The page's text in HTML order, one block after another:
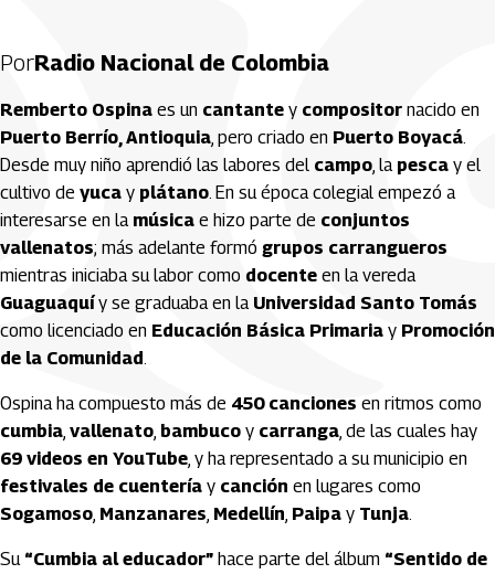
PorRadio Nacional de Colombia
Remberto Ospina es un cantante y compositor nacido en
Puerto Berrío, Antioquia, pero criado en Puerto Boyacá.
Desde muy niño aprendió las labores del campo, la pesca y el
cultivo de yuca y plátano. En su época colegial empezó a
interesarse en la música e hizo parte de conjuntos
vallenatos; más adelante formó grupos carrangueros
mientras iniciaba su labor como docente en la vereda
Guaguaquíy se graduaba en la Universidad Santo Tomás
como licenciado en Educación Básica Primaria y Promoción
de la Comunidad.
Ospina ha compuesto más de 450 canciones en ritmos como
cumbia, vallenato, bambuco y carranga, de las cuales hay
69 videos en YouTube, y ha representado a su municipio en
festivales de cuentería y canción en lugares como
Sogamoso, Manzanares, Medellín, Paipa y Tunja.
Su “Cumbia al educador” hace parte del álbum “Sentido de